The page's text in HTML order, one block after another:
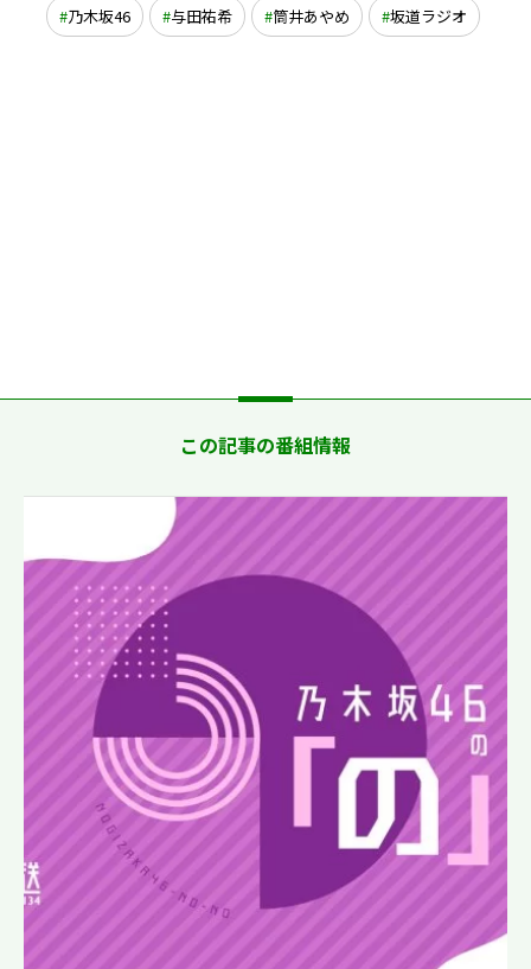
乃木坂46 与田祐希 筒井あやめ 坂道ラジオ
この記事の番組情報